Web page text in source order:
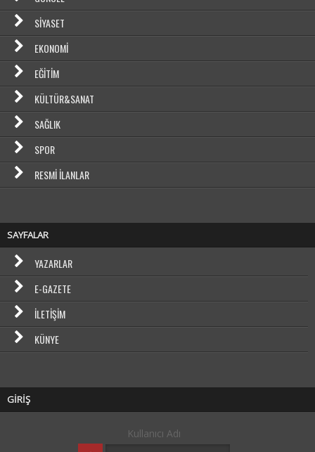
SIYASET
EKONOMI
EĞITIM
KÜLTÜR&SANAT
SAĞLIK
SPOR
RESMI İLANLAR
SAYFALAR
YAZARLAR
E-GAZETE
İLETIŞIM
KÜNYE
GİRİŞ
Kullanıcı Adı